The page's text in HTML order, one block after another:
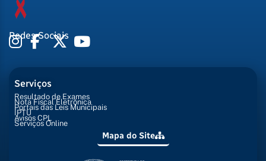
Redes Sociais
Serviços
Resultado de Exames
Nota Fiscal Eletrônica
Portais das Leis Municipais
IPTU
Avisos CPL
Serviços Online
Mapa do Site